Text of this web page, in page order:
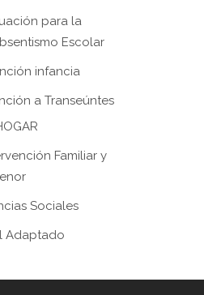
para la
Escolar
infancia
a Transeúntes
Familiar y
Sociales
Adaptado